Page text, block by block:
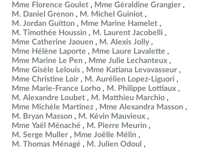
Mme Florence Goulet
Mme Géraldine Grangier
M. Daniel Grenon
M. Michel Guiniot
M. Jordan Guitton
Mme Marine Hamelet
M. Timothée Houssin
M. Laurent Jacobelli
Mme Catherine Jaouen
M. Alexis Jolly
Mme Hélène Laporte
Mme Laure Lavalette
Mme Marine Le Pen
Mme Julie Lechanteux
Mme Gisèle Lelouis
Mme Katiana Levavasseur
Mme Christine Loir
M. Aurélien Lopez-Liguori
Mme Marie-France Lorho
M. Philippe Lottiaux
M. Alexandre Loubet
M. Matthieu Marchio
Mme Michèle Martinez
Mme Alexandra Masson
M. Bryan Masson
M. Kévin Mauvieux
Mme Yaël Ménaché
M. Pierre Meurin
M. Serge Muller
Mme Joëlle Mélin
M. Thomas Ménagé
M. Julien Odoul